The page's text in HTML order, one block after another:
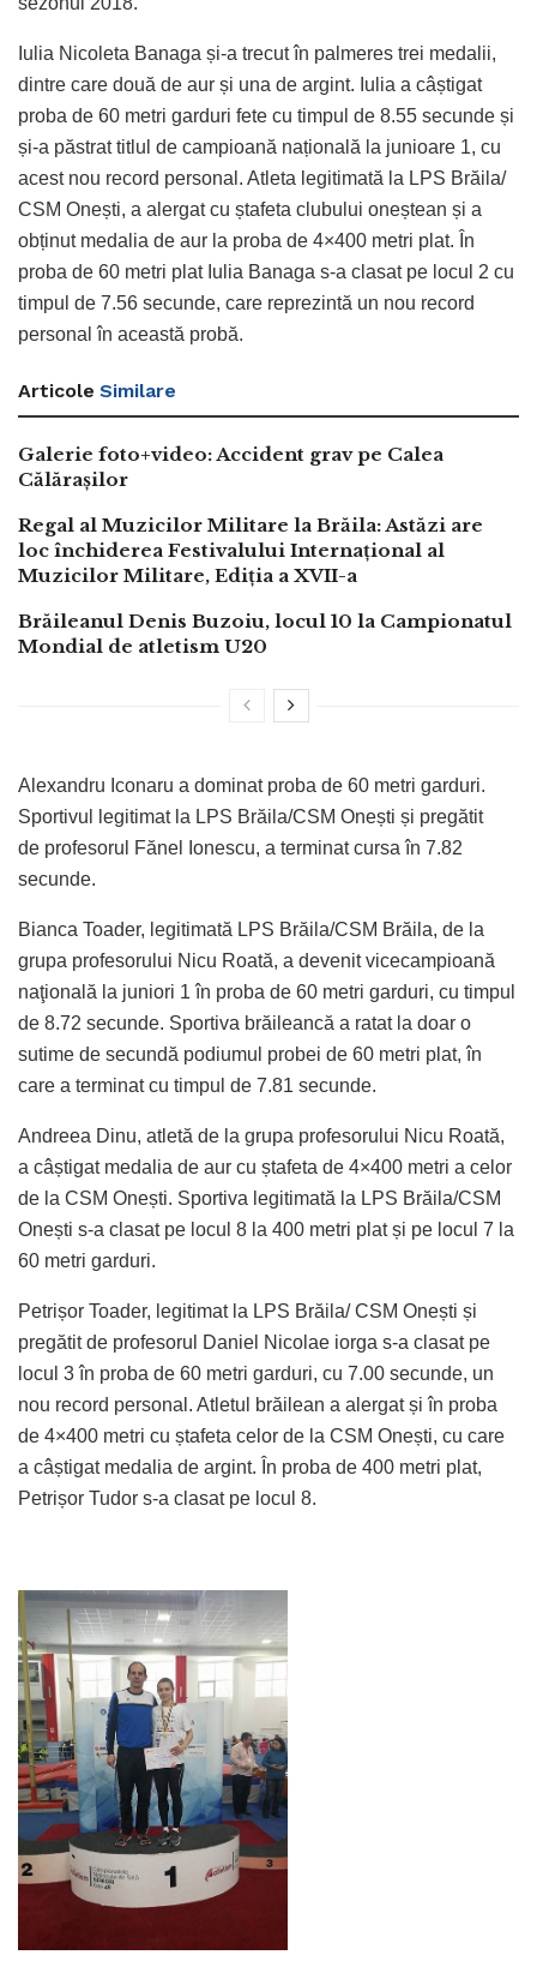
Iulia Nicoleta Banaga și-a trecut în palmeres trei medalii,
dintre care două de aur și una de argint. Iulia a câștigat
proba de 60 metri garduri fete cu timpul de 8.55 secunde și
și-a păstrat titlul de campioană națională la junioare 1, cu
acest nou record personal. Atleta legitimată la LPS Brăila/
CSM Onești, a alergat cu ștafeta clubului oneștean și a
obținut medalia de aur la proba de 4×400 metri plat. În
proba de 60 metri plat Iulia Banaga s-a clasat pe locul 2 cu
timpul de 7.56 secunde, care reprezintă un nou record
personal în această probă.
Articole Similare
Galerie foto+video: Accident grav pe Calea
Călărașilor
Regal al Muzicilor Militare la Brăila: Astăzi are
loc închiderea Festivalului Internațional al
Muzicilor Militare, Ediția a XVII-a
Brăileanul Denis Buzoiu, locul 10 la Campionatul
Mondial de atletism U20
Alexandru Iconaru a dominat proba de 60 metri garduri.
Sportivul legitimat la LPS Brăila/CSM Onești și pregătit
de profesorul Fănel Ionescu, a terminat cursa în 7.82
secunde.
Bianca Toader, legitimată LPS Brăila/CSM Brăila, de la
grupa profesorului Nicu Roată, a devenit vicecampioană
naţională la juniori 1 în proba de 60 metri garduri, cu timpul
de 8.72 secunde. Sportiva brăileancă a ratat la doar o
sutime de secundă podiumul probei de 60 metri plat, în
care a terminat cu timpul de 7.81 secunde.
Andreea Dinu, atletă de la grupa profesorului Nicu Roată,
a câștigat medalia de aur cu ștafeta de 4×400 metri a celor
de la CSM Onești. Sportiva legitimată la LPS Brăila/CSM
Onești s-a clasat pe locul 8 la 400 metri plat și pe locul 7 la
60 metri garduri.
Petrișor Toader, legitimat la LPS Brăila/ CSM Onești și
pregătit de profesorul Daniel Nicolae iorga s-a clasat pe
locul 3 în proba de 60 metri garduri, cu 7.00 secunde, un
nou record personal. Atletul brăilean a alergat și în proba
de 4×400 metri cu ștafeta celor de la CSM Onești, cu care
a câștigat medalia de argint. În proba de 400 metri plat,
Petrișor Tudor s-a clasat pe locul 8.